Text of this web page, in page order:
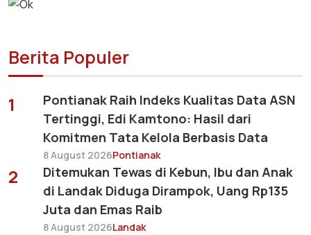
Berita Populer
1
Pontianak Raih Indeks Kualitas Data ASN
Tertinggi, Edi Kamtono: Hasil dari
Komitmen Tata Kelola Berbasis Data
8 August 2026Pontianak
2
Ditemukan Tewas di Kebun, Ibu dan Anak
di Landak Diduga Dirampok, Uang Rp135
Juta dan Emas Raib
8 August 2026Landak